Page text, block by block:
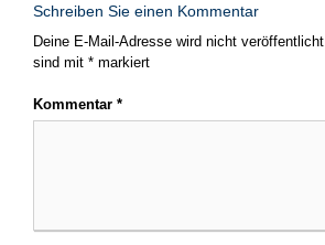
Schreiben Sie einen Kommentar
Deine E-Mail-Adresse wird nicht veröffentlicht.
sind mit * markiert
Kommentar *